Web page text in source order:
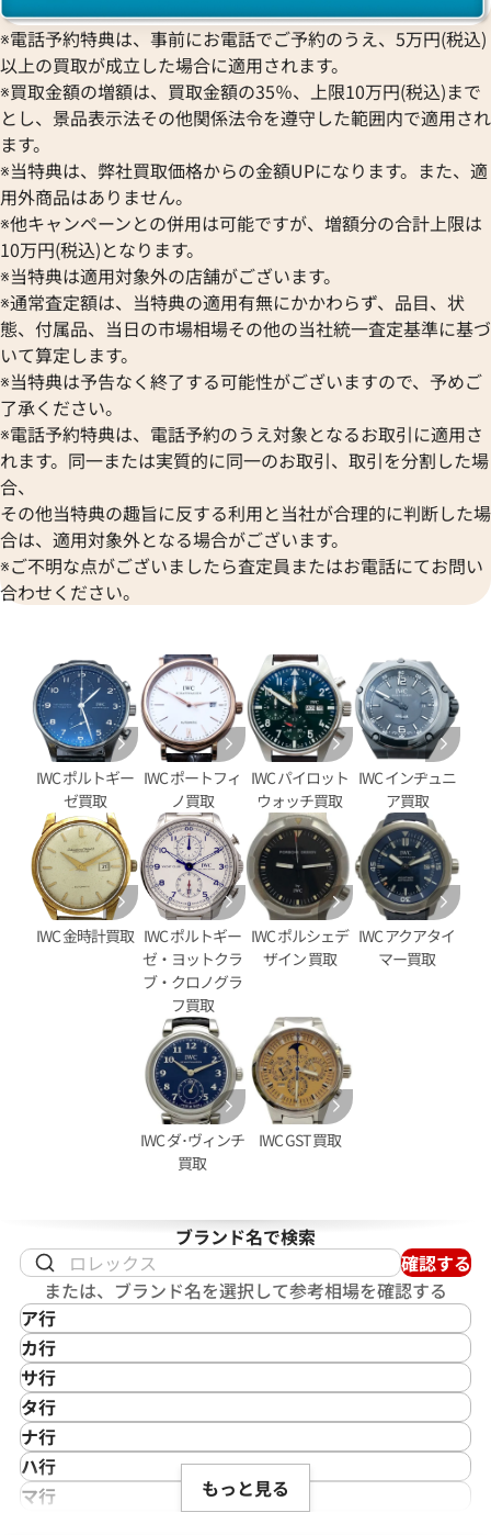
ィノ クロノ IW391006
格
日時点の参考買取価格です
参考買取価格
※2026年1月9日時点の参考買
イマー IW376704
日時点の参考買取価格です
IWC ポートフィノ クロノグラ
IW391005
参考買取価格
406,000 円
※2023年4月9日時点の参考買
イマー ガラパゴスアイラン
格
日時点の参考買取価格です
IWC ポートフィノ 2009-001
参考買取価格
※2025年11月9日時点の参考
※電話予約特典は、事前にお電話でご予約のうえ、5万円(税込)
以上の買取が成立した場合に適用されます。
※買取金額の増額は、買取金額の35％、上限10万円(税込)まで
とし、景品表示法その他関係法令を遵守した範囲内で適用され
ます。
※当特典は、弊社買取価格からの金額UPになります。また、適
用外商品はありません。
※他キャンペーンとの併用は可能ですが、増額分の合計上限は
10万円(税込)となります。
※当特典は適用対象外の店舗がございます。
※通常査定額は、当特典の適用有無にかかわらず、品目、状
態、付属品、当日の市場相場その他の当社統一査定基準に基づ
いて算定します。
※当特典は予告なく終了する可能性がございますので、予めご
了承ください。
※電話予約特典は、電話予約のうえ対象となるお取引に適用さ
れます。同一または実質的に同一のお取引、取引を分割した場
合、
その他当特典の趣旨に反する利用と当社が合理的に判断した場
合は、適用対象外となる場合がございます。
※ご不明な点がございましたら査定員またはお電話にてお問い
合わせください。
IWC ポルトギー
ゼ買取
IWC ポートフィ
ノ買取
IWC パイロット
ウォッチ買取
IWC インヂュニ
ア買取
IWC 金時計買取 IWC ポルトギー
ゼ・ヨットクラ
ブ・クロノグラ
フ買取
IWC ポルシェデ
ザイン 買取
IWC アクアタイ
マー買取
IWC ダ･ヴィンチ
買取
IWC GST 買取
ブランド名で検索
確認する
または、ブランド名を選択して参考相場を確認する
ア行
IKEPOD
アイクポッド
IWC
アイダブリューシー
Azimuth
アジムース
ANONIMO
カ行
CASIO
カシオ
Cartier
カルティエ
Gaga Milano
ガガミラノ
サ行
Saint Laurent
サンローラン
Shellman
シェルマン
CITIZEN
タ行
TAG Heuer
タグ・ホイヤー
Daniel Roth
ダニエル・ロート
ナ行
NOMOS Glashütte
ノモス グラスヒュッテ
ハ行
Hamilton
マ行
もっと見る